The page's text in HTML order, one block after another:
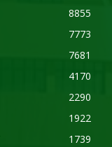
8855
7773
7681
4170
2290
1922
1739